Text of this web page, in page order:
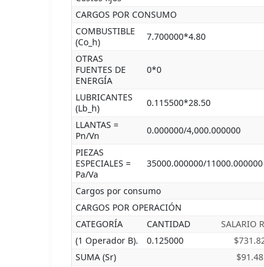
CARGOS POR CONSUMO
COMBUSTIBLE
(Co_h)
7.700000*4.80
OTRAS
FUENTES DE
ENERGÍA
0*0
LUBRICANTES
(Lb_h)
0.115500*28.50
LLANTAS =
Pn/Vn
0.000000/4,000.000000
PIEZAS
ESPECIALES =
Pa/Va
35000.000000/11000.000000
Cargos por consumo
CARGOS POR OPERACIÓN
CATEGORÍA
CANTIDAD SALARIO
(1 Operador B).
0.125000
SUMA (Sr)
$91.48